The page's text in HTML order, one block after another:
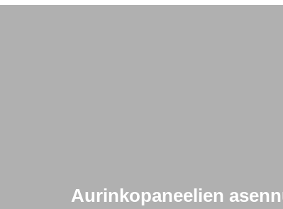
Aurinkopaneelien